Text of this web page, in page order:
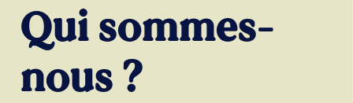
Qui sommes-
nous ?